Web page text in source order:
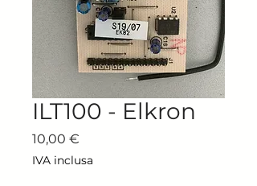
ILT100 - Elkron
10,00 €
IVA inclusa